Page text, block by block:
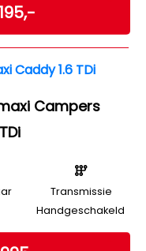
Campers
Transmissie
Handgeschakeld